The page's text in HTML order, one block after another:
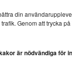
din
Genom att trycka
är nödvändiga för